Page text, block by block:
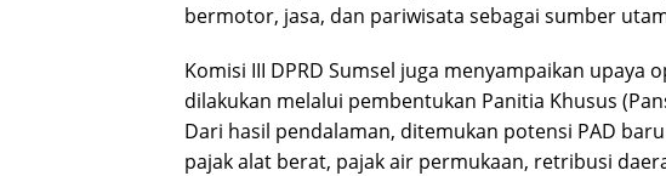
bermotor, jasa, dan pariwisata sebagai sumber
Komisi III DPRD Sumsel juga menyampaikan upaya
dilakukan melalui pembentukan Panitia Khusus
Dari hasil pendalaman, ditemukan potensi PAD
pajak alat berat, pajak air permukaan, retribusi